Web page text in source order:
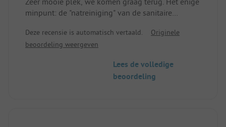
Het mobiele netwerk is dun en het Wi-Fi is zeer
langzaam.
staan....
minpunt: de "natreiniging" van de sanitaire
deze tijd.
Deze recensie is automatisch vertaald.
Originele
beoordeling weergeven
Lees de volledige
beoordeling